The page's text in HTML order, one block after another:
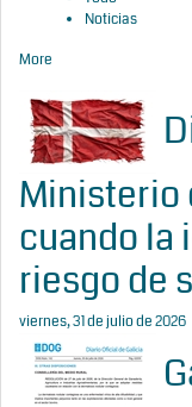
Noticias
More
Ministerio
cuando la
riesgo de
viernes, 31 de julio de 2026